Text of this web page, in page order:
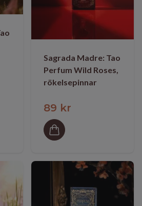
Sagrada Madre: Tao
Perfum Wild Roses,
rökelsepinnar
89 kr